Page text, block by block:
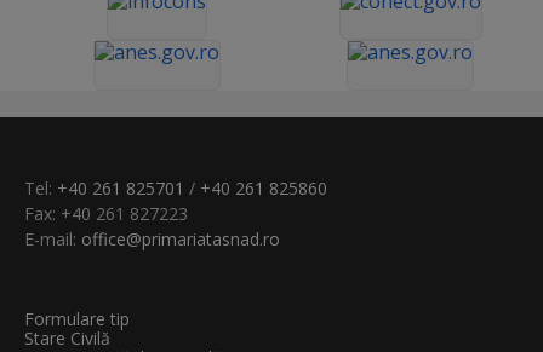
Tel: +40 261 825701 / +40 261 825860
Fax: +40 261 827223
E-mail: office@primariatasnad.ro
Formulare tip
Stare Civilă